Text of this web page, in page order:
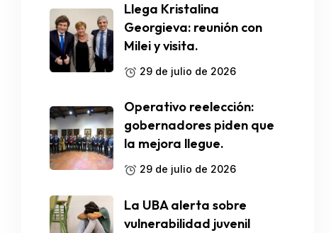
Llega Kristalina
Georgieva: reunión con
Milei y visita.
29 de julio de 2026
Operativo reelección:
gobernadores piden que
la mejora llegue.
29 de julio de 2026
La UBA alerta sobre
vulnerabilidad juvenil